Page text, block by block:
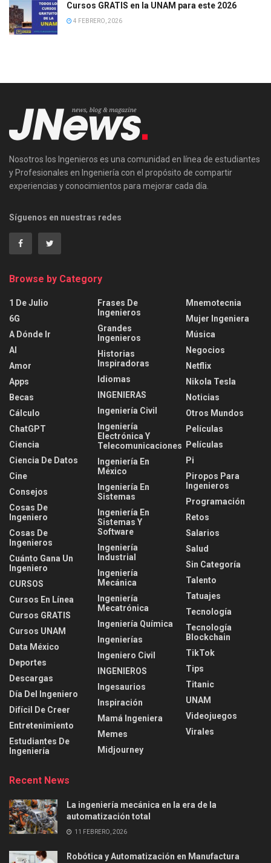
Cursos GRATIS en la UNAM para este 2026
4 FEBRERO, 2026
Nosotros los Ingenieros es una comunidad en línea de estudiantes
y Profesionales en Ingeniería con el propósito de compartir
experiencias y conocimientos para mejorar cada día.
Síguenos en nuestras redes
Browse by Category
1 De Julio
6G
A Dónde Ir
AI
Amor
Apps
Becas
Cálculo
ChatGPT
Ciencia
Ciencia De Datos
Cine
Consejos
Cosas De
Ingeniero
Cosas De
Ingenieros
Cuánto Gana Un
Ingeniero
CURSOS
Cursos En Línea
Cursos GRATIS
Cursos UNAM
Data México
Deportes
Descargas
Día Del Ingeniero
Difícil De Creer
Entretenimiento
Estudiantes De
Ingeniería
Frases De
Ingenieros
Grandes
Ingenieros
Historias
Inspiradoras
Idiomas
INGENIERAS
Ingeniería Civil
Ingeniería
Electrónica Y
Telecomunicaciones
Ingeniería En
México
Ingeniería En
Sistemas
Ingeniería En
Sistemas Y
Software
Ingeniería
Industrial
Ingeniería
Mecánica
Ingeniería
Mecatrónica
Ingeniería Química
Ingenierías
Ingeniero Civil
INGENIEROS
Ingesaurios
Inspiración
Mamá Ingeniera
Memes
Midjourney
Mnemotecnia
Mujer Ingeniera
Música
Negocios
Netflix
Nikola Tesla
Noticias
Otros Mundos
Películas
Películas
Pi
Piropos Para
Ingenieros
Programación
Retos
Salarios
Salud
Sin Categoría
Talento
Tatuajes
Tecnología
Tecnología
Blockchain
TikTok
Tips
Titanic
UNAM
Videojuegos
Virales
Recent News
La ingeniería mecánica en la era de la
automatización total
11 FEBRERO, 2026
Robótica y Automatización en Manufactura